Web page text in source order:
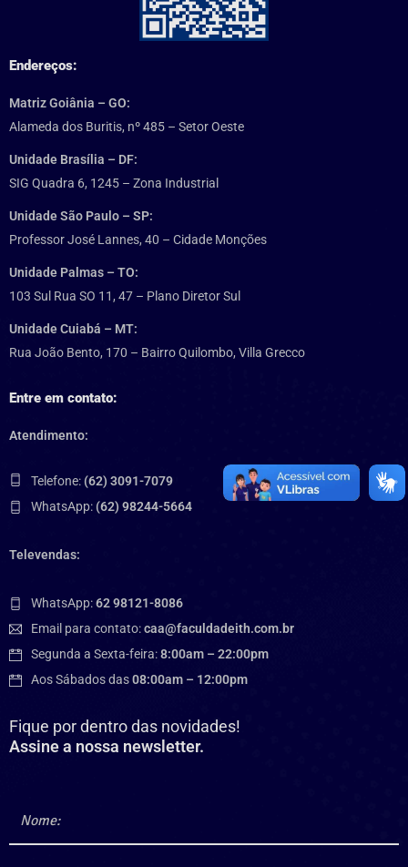
Endereços:
Matriz Goiânia – GO:
Alameda dos Buritis, nº 485 – Setor Oeste
Unidade Brasília – DF:
SIG Quadra 6, 1245 – Zona Industrial
Unidade São Paulo – SP:
Professor José Lannes, 40 – Cidade Monções
Unidade Palmas – TO:
103 Sul Rua SO 11, 47 – Plano Diretor Sul
Unidade Cuiabá – MT:
Rua João Bento, 170 – Bairro Quilombo, Villa Grecco
Entre em contato:
Atendimento:
Telefone: (62) 3091-7079
WhatsApp: (62) 98244-5664
Televendas:
WhatsApp:62 98121-8086
Email para contato:caa@faculdadeith.com.br
Segunda a Sexta-feira:8:00am – 22:00pm
Aos Sábados das08:00am – 12:00pm
Fique por dentro das novidades!
Assine a nossa newsletter.